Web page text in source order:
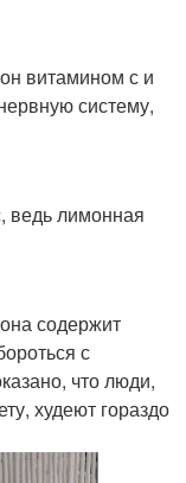
витамином с и
систему,
ведь лимонная
содержит
с
что люди,
худеют гораздо